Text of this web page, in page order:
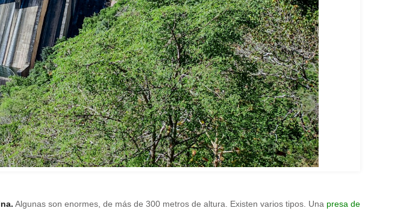
Algunas son enormes, de más de 300 metros de altura. Existen varios tipos. Una presa de